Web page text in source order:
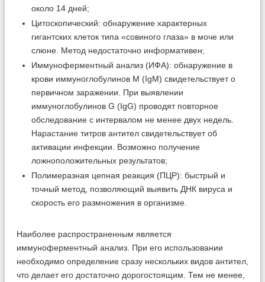
около 14 дней;
Цитоскопический: обнаружение характерных
гигантских клеток типа «совиного глаза» в моче или
слюне. Метод недостаточно информативен;
Иммуноферментный анализ (ИФА): обнаружение в
крови иммуноглобулинов М (IgM) свидетельствует о
первичном заражении. При выявлении
иммуноглобулинов G (IgG) проводят повторное
обследование с интервалом не менее двух недель.
Нарастание титров антител свидетельствует об
активации инфекции. Возможно получение
ложноположительных результатов;
Полимеразная цепная реакция (ПЦР): быстрый и
точный метод, позволяющий выявить ДНК вируса и
скорость его размножения в организме.
Наиболее распространенным является
иммуноферментный анализ. При его использовании
необходимо определение сразу нескольких видов антител,
что делает его достаточно дорогостоящим. Тем не менее,